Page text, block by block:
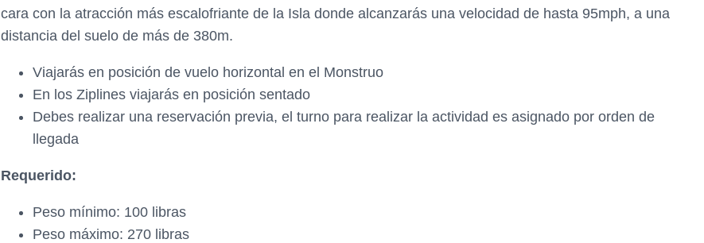
cara con la atracción más escalofriante de la Isla donde alcanzarás una velocidad de hasta 95mph, a una
distancia del suelo de más de 380m.
Viajarás en posición de vuelo horizontal en el Monstruo
En los Ziplines viajarás en posición sentado
Debes realizar una reservación previa, el turno para realizar la actividad es asignado por orden de
llegada
Requerido:
Peso mínimo: 100 libras
Peso máximo: 270 libras